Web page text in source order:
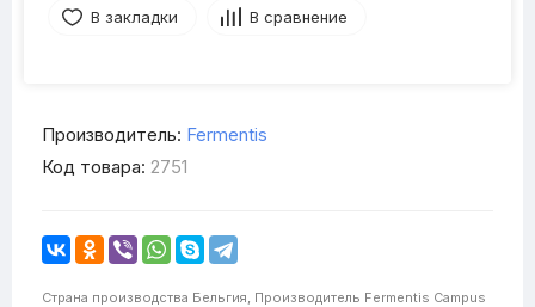
В закладки В сравнение
Производитель: Fermentis
Код товара: 2751
Страна производства Бельгия, Производитель Fermentis Campus